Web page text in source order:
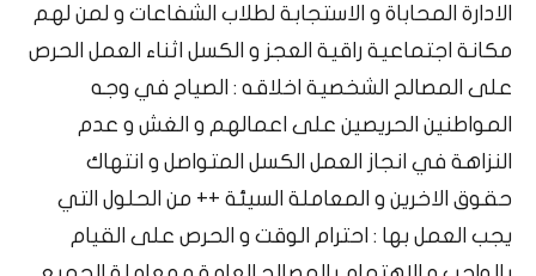
الادارة المحاباة و الاستجابة لطلاب الشفاعات و لمن لهم
مكانة اجتماعية راقية العجز و الكسل اثناء العمل الحرص
على المصالح الشخصية اخلاقه : الصياح في وجه
المواطنين الحريصين على اعمالهم و الغش و عدم
النزاهة في انجاز العمل الكسل المتواصل و انتهاك
حقوق الاخرين و المعاملة السيئة ++ من الحلول التي
يجب العمل بها : احترام الوقت و الحرص على القيام